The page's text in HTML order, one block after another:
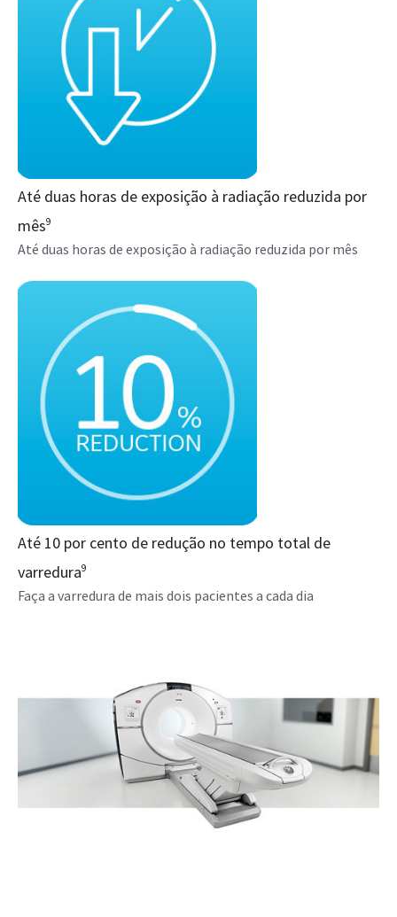
Até duas horas de exposição à radiação reduzida por
mês9
Até duas horas de exposição à radiação reduzida por mês
Até 10 por cento de redução no tempo total de
varredura9
Faça a varredura de mais dois pacientes a cada dia